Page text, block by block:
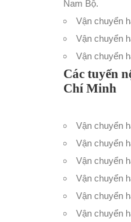
Nam Bộ.
Vận chuyển
Vận chuyển
Vận chuyển
Các tuyến
Chí Minh
Vận chuyển
Vận chuyển
Vận chuyển
Vận chuyển
Vận chuyển
Vận chuyển